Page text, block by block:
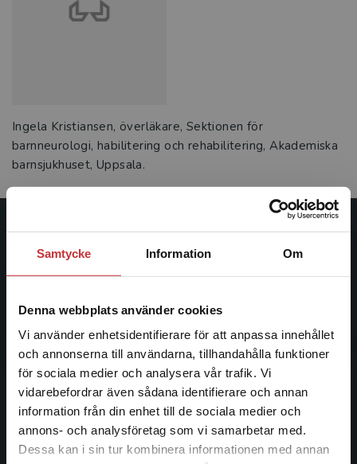
Samtycke Information Om
Denna webbplats använder cookies
Vi använder enhetsidentifierare för att anpassa innehållet
och annonserna till användarna, tillhandahålla funktioner
för sociala medier och analysera vår trafik. Vi
vidarebefordrar även sådana identifierare och annan
information från din enhet till de sociala medier och
annons- och analysföretag som vi samarbetar med.
Dessa kan i sin tur kombinera informationen med annan
Begränsad fraktregion
Ingela Kristiansen, överläkare, Sektionen för
barnneurologi, habilitering och rehabilitering, Akademiska
barnsjukhuset, Uppsala.
Studentlitteratur
Studentlitteratur grundades 1963 och är idag Sveriges
facklitteratur, utbildningar och digitala
informationstjänster i utbudet, finns Studentlitteratur med
längs hela kunskapsresan.
Kontakta oss
Kontakta oss